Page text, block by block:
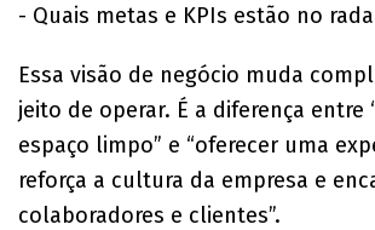
- Quais metas e KPIs estão no
Essa visão de negócio muda
jeito de operar. É a diferença entre
espaço limpo” e “oferecer uma
reforça a cultura da empresa e
colaboradores e clientes”.